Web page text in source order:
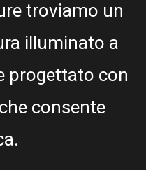
troviamo un
illuminato a
progettato con
consente